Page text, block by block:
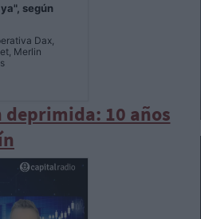
según
Dax,
Merlin
deprimida: 10 años